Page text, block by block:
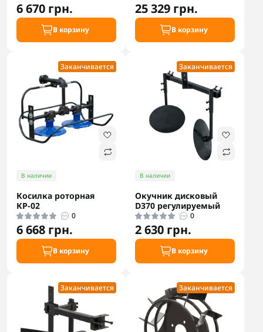
6 670 грн.
В корзину
25 329 грн.
В корзину
Заканчивается
В наличии
Косилка роторная
КР-02
0
6 668 грн.
В корзину
Заканчивается
В наличии
Окучник дисковый
D370 регулируемый
0
2 630 грн.
В корзину
Заканчивается Заканчивается